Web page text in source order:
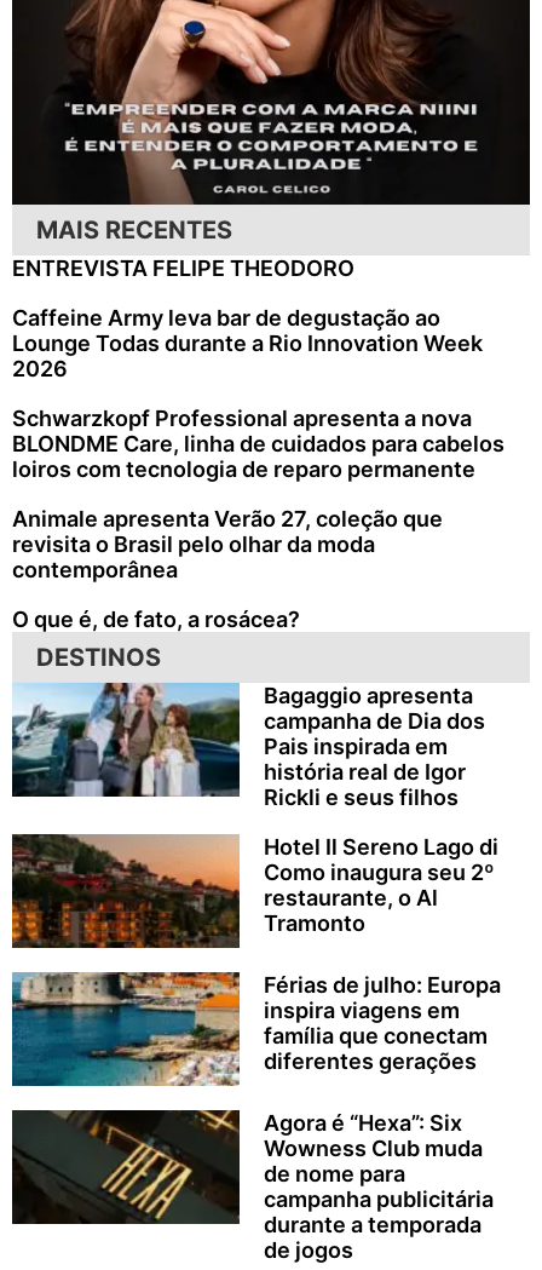
MAIS RECENTES
ENTREVISTA FELIPE THEODORO
Caffeine Army leva bar de degustação ao
Lounge Todas durante a Rio Innovation Week
2026
Schwarzkopf Professional apresenta a nova
BLONDME Care, linha de cuidados para cabelos
loiros com tecnologia de reparo permanente
Animale apresenta Verão 27, coleção que
revisita o Brasil pelo olhar da moda
contemporânea
O que é, de fato, a rosácea?
DESTINOS
Bagaggio apresenta
campanha de Dia dos
Pais inspirada em
história real de Igor
Rickli e seus filhos
Hotel Il Sereno Lago di
Como inaugura seu 2º
restaurante, o Al
Tramonto
Férias de julho: Europa
inspira viagens em
família que conectam
diferentes gerações
Agora é “Hexa”: Six
Wowness Club muda
de nome para
campanha publicitária
durante a temporada
de jogos